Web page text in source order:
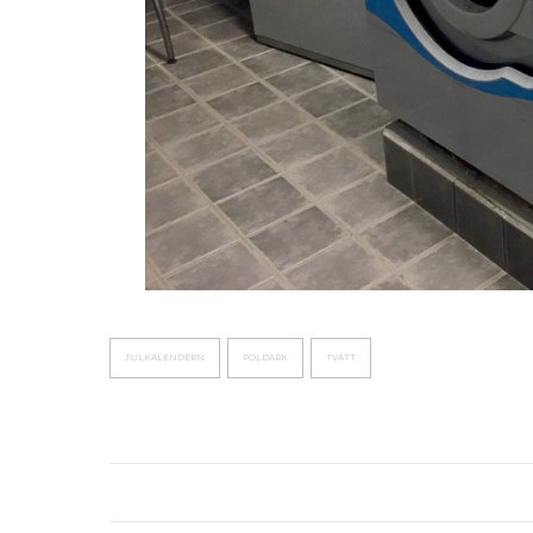
JULKALENDERN POLDARK TVÄTT